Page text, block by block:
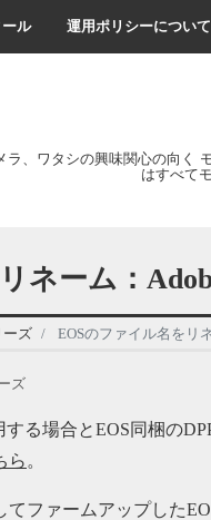
ル 運用ポリシーについて
ラ、ワタシの興味関心の向
はすべて
ネーム：
ーズ EOSのファイル名をリ
ズ
る場合とEOS同梱の
ら 。
ファームアップした